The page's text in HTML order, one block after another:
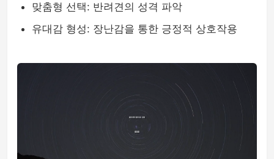
맞춤형 선택: 반려견의 성격 파악
유대감 형성: 장난감을 통한 긍정적 상호작용